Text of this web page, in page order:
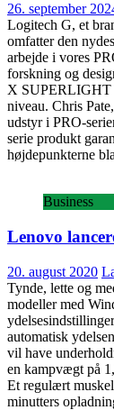
26. september
Logitech G, et
omfatter den
arbejde i vores
forskning og
X SUPERLIGHT
niveau. Chris
udstyr i PRO-
serie produkt
højdepunkterne
Business
Lenovo
20. august 2020
Tynde, lette og
modeller med
automatisk
vil have
en kampvægt på
Et regulært
minutters